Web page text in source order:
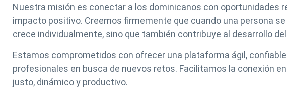
Nuestra misión es conectar a los dominicanos con oportunidades
impacto positivo. Creemos firmemente que cuando una persona
crece individualmente, sino que también contribuye al desarrollo
Estamos comprometidos con ofrecer una plataforma ágil,
profesionales en busca de nuevos retos. Facilitamos la conexión
justo, dinámico y productivo.